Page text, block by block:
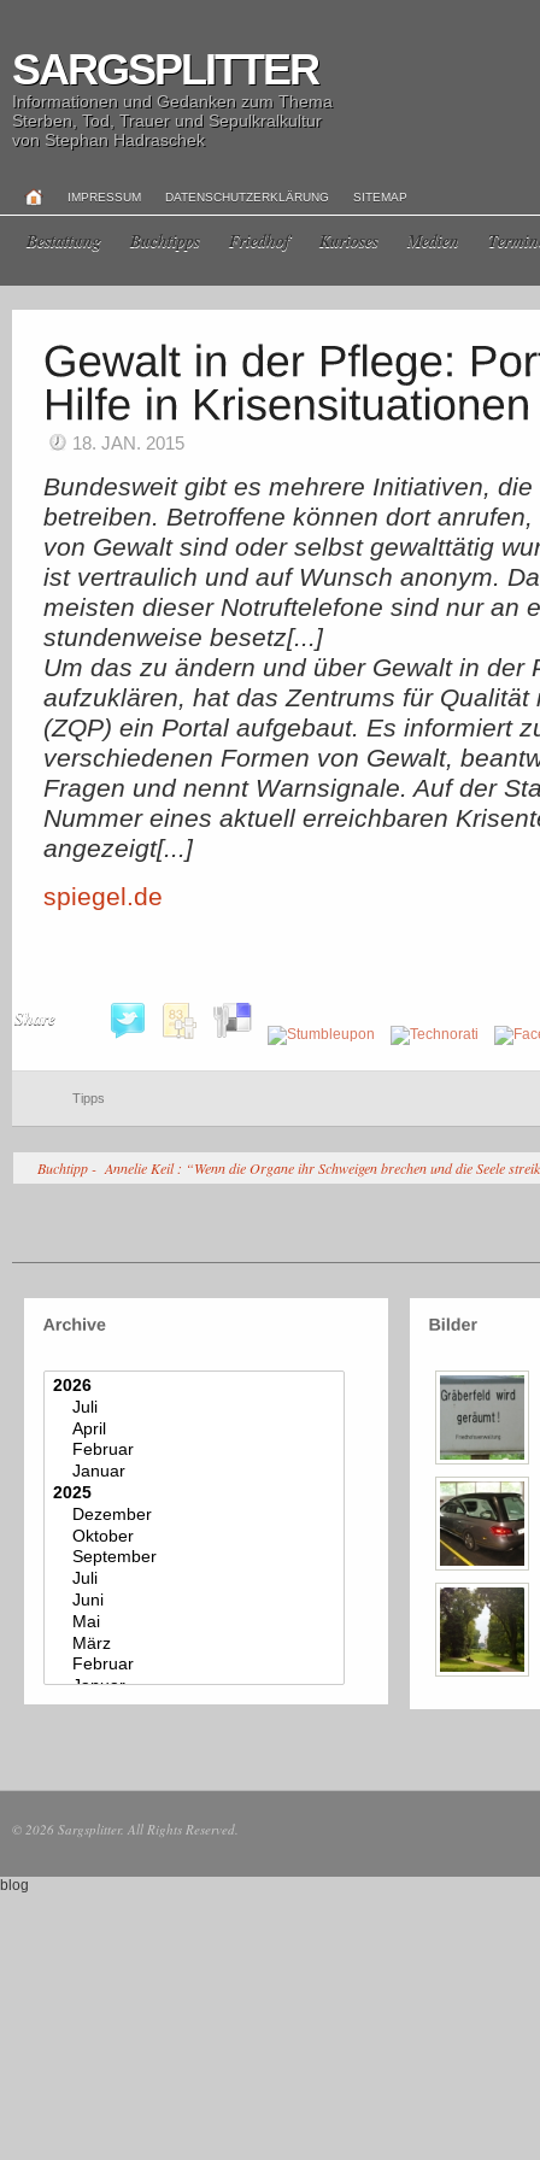
SARGSPLITTER
Informationen und Gedanken zum Thema
Sterben, Tod, Trauer und Sepulkralkultur
von Stephan Hadraschek
IMPRESSUM DATENSCHUTZERKLÄRUNG SITEMAP
Bestattung Buchtipps Friedhof Kurioses Medien
18. JAN. 2015
Bundesweit gibt es mehrere Initiativen,
betreiben. Betroffene können dort
von Gewalt sind oder selbst gewalttätig
ist vertraulich und auf Wunsch anonym.
meisten dieser Notruftelefone sind nur an
stundenweise besetz[...]
Um das zu ändern und über Gewalt in der
aufzuklären, hat das Zentrums für Qualität
(ZQP) ein Portal aufgebaut. Es informiert
verschiedenen Formen von Gewalt,
Fragen und nennt Warnsignale. Auf der
Nummer eines aktuell erreichbaren
angezeigt[...]
spiegel.de
Share
Tipps
Buchtipp - Annelie Keil : “Wenn die Organe ihr Schweigen brechen und die Seele
© 2026 Sargsplitter. All Rights Reserved.
blog